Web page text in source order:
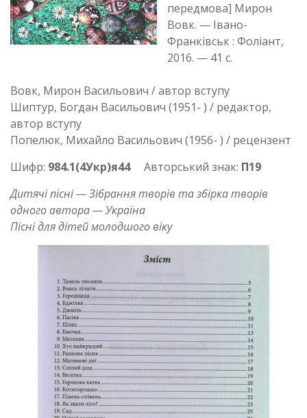
передмова] Мирон
Вовк. — Івано-
Франківськ : Фоліант,
2016. — 41 с.
Вовк, Мирон Васильович / автор вступу
Шиптур, Богдан Васильович (1951- ) / редактор,
автор вступу
Попелюк, Михайло Васильович (1956- ) / рецензент
Шифр: 984.1(4Укр)я44Авторський знак: П19
Дитячі пісні — Зібрання творів та збірка творів
одного автора — Україна
Пісні для дітей молодшого віку